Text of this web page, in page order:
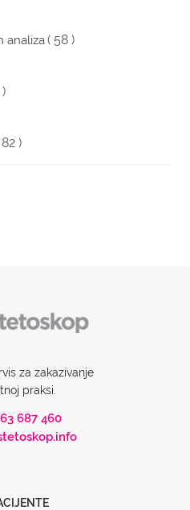
analiza( 58 )
)
za zakazivanje
praksi.
687 460